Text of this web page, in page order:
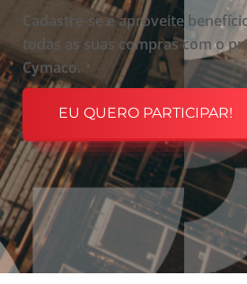
Cadastre-se e aproveite
todas as suas compras com o
Cymaco.
EU QUERO PARTICIPAR!